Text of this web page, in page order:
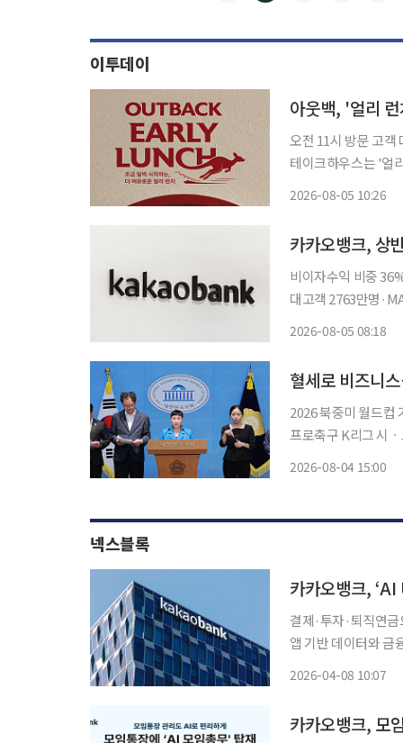
이투데이
아웃백, '얼리
오전 11시 방문 고객
테이크하우스는 '얼
2026-08-05 10:26
카카오뱅크, 상
비이자수익 비중
대고객 2763만명·MAU 2032만명⋯
2026-08-05 08:18
혈세로 비즈니
2026 북중미 월드컵
프로축구 K리그 시ㆍ도
2026-08-04 15:00
넥스블록
카카오뱅크,
결제·투자·퇴직연
앱 기반 데이터와 금
2026-04-08 10:07
카카오뱅크, 모